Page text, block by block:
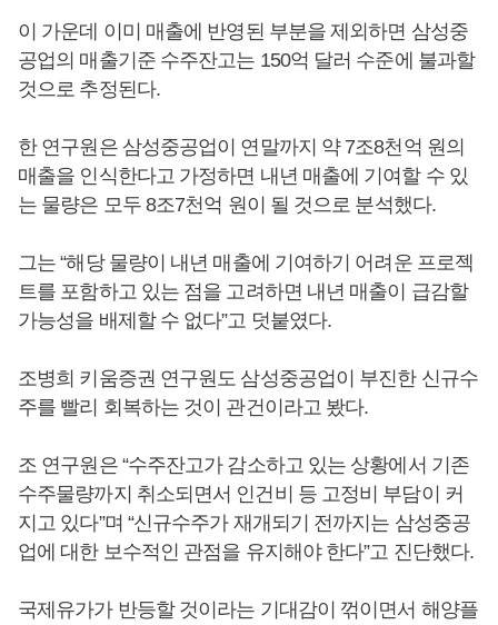
이 가운데 이미 매출에 반영된 부분을 제외하면 삼성중
공업의 매출기준 수주잔고는 150억 달러 수준에 불과할
것으로 추정된다.
한 연구원은 삼성중공업이 연말까지 약 7조8천억 원의
매출을 인식한다고 가정하면 내년 매출에 기여할 수 있
는 물량은 모두 8조7천억 원이 될 것으로 분석했다.
그는 “해당 물량이 내년 매출에 기여하기 어려운 프로젝
트를 포함하고 있는 점을 고려하면 내년 매출이 급감할
가능성을 배제할 수 없다”고 덧붙였다.
조병희 키움증권 연구원도 삼성중공업이 부진한 신규수
주를 빨리 회복하는 것이 관건이라고 봤다.
조 연구원은 “수주잔고가 감소하고 있는 상황에서 기존
수주물량까지 취소되면서 인건비 등 고정비 부담이 커
지고 있다”며 “신규수주가 재개되기 전까지는 삼성중공
업에 대한 보수적인 관점을 유지해야 한다”고 진단했다.
국제유가가 반등할 것이라는 기대감이 꺾이면서 해양플